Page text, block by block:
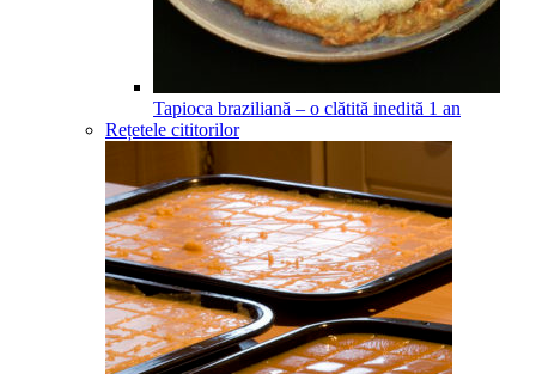
Tapioca braziliană – o clătită inedită 1 an
Rețetele cititorilor